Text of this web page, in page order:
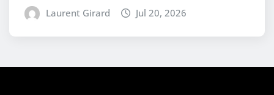
Laurent Girard Jul 20, 2026